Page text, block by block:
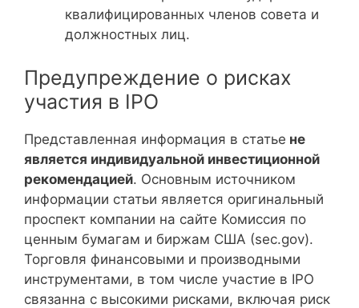
квалифицированных членов совета и
должностных лиц.
Предупреждение о рисках
участия в IPO
Представленная информация в статье не
является индивидуальной инвестиционной
рекомендацией. Основным источником
информации статьи является оригинальный
проспект компании на сайте Комиссия по
ценным бумагам и биржам США (sec.gov).
Торговля финансовыми и производными
инструментами, в том числе участие в IPO
связанна с высокими рисками, включая риск